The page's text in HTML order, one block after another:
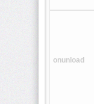
onunload